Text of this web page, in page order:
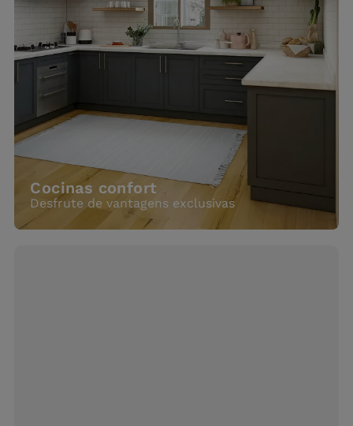
Cocinas confort
Desfrute de vantagens exclusivas